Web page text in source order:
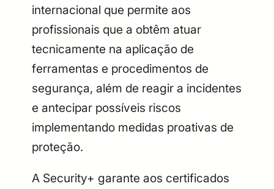
internacional que permite aos
profissionais que a obtêm atuar
tecnicamente na aplicação de
ferramentas e procedimentos de
segurança, além de reagir a incidentes
e antecipar possíveis riscos
implementando medidas proativas de
proteção.
A Security+ garante aos certificados